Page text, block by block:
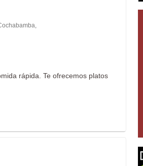
rápida. Te ofrecemos platos